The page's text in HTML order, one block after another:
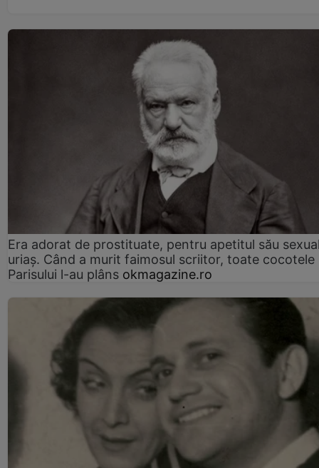
Era adorat de prostituate, pentru apetitul său
uriaș. Când a murit faimosul scriitor, toate cocotele
Parisului l-au plâns okmagazine.ro